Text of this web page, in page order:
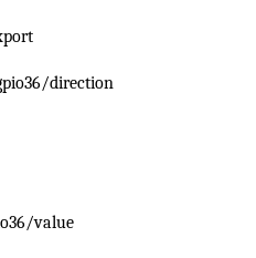
direction
value